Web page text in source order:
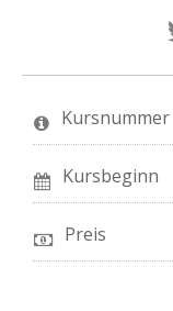
Kursnummer
Kursbeginn
Preis